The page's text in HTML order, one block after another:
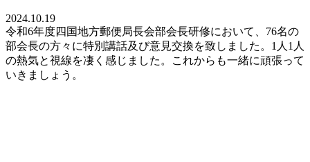
新
日
時
2024.10.19
令和6年度四国地方郵便局長会部会長研修において、76名の
部会長の方々に特別講話及び意見交換を致しました。1人1人
の熱気と視線を凄く感じました。これからも一緒に頑張って
いきましょう。